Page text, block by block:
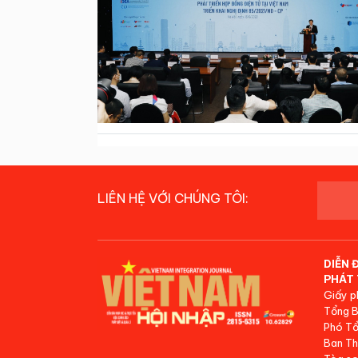
LIÊN HỆ VỚI CHÚNG TÔI:
DIỄN
PHÁT
Giấy
Tổng
Phó
Ban